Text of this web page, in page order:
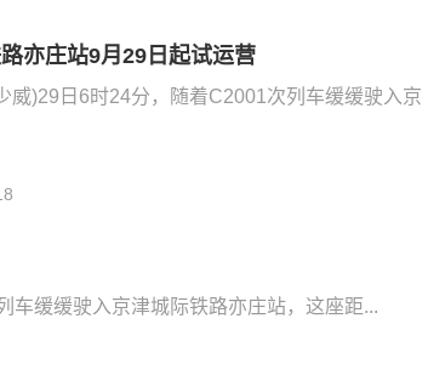
亦庄站9月29日起试运营
威)29日6时24分，随着C2001次列车缓缓驶入京
车缓缓驶入京津城际铁路亦庄站，这座距...